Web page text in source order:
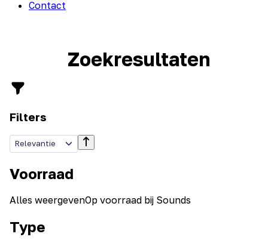
Contact
Zoekresultaten
Filters
Relevantie
Voorraad
Alles weergevenOp voorraad bij Sounds
Type